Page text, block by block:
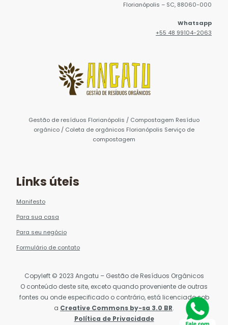
Florianópolis – SC, 88060-000
Whatsapp
+55 48 99104-2063
Gestão de resíduos Florianópolis / Compostagem Resíduo
orgânico / Coleta de orgânicos Florianópolis Serviço de
compostagem
Links úteis
Manifesto
Para sua casa
Para seu negócio
Formulário de contato
Copyleft © 2023 Angatu – Gestão de Resíduos Orgânicos
O conteúdo deste site, exceto quando proveniente de outras
fontes ou onde especificado o contrário, está licenciado sob
a Creative Commons by-sa 3.0 BR.
Política de Privacidade